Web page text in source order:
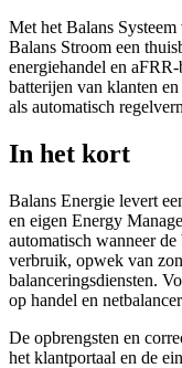
Met het Balans
Balans Stroom een
energiehandel en
batterijen van klanten
als automatisch
In het kort
Balans Energie levert
en eigen Energy
automatisch wanneer
verbruik, opwek van
balanceringsdiensten.
op handel en
De opbrengsten en
het klantportaal en de